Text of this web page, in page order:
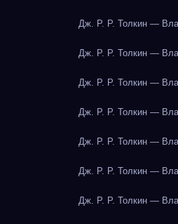
Дж. Р. Р. Толкин —
Дж. Р. Р. Толкин —
Дж. Р. Р. Толкин —
Дж. Р. Р. Толкин —
Дж. Р. Р. Толкин —
Дж. Р. Р. Толкин —
Дж. Р. Р. Толкин —